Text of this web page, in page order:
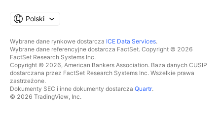
Polski
Wybrane dane rynkowe dostarcza ICE Data Services.
Wybrane dane referencyjne dostarcza FactSet. Copyright © 2026
FactSet Research Systems Inc.
Copyright © 2026, American Bankers Association. Baza danych CUSIP
dostarczana przez FactSet Research Systems Inc. Wszelkie prawa
zastrzeżone.
Dokumenty SEC i inne dokumenty dostarcza Quartr.
© 2026 TradingView, Inc.